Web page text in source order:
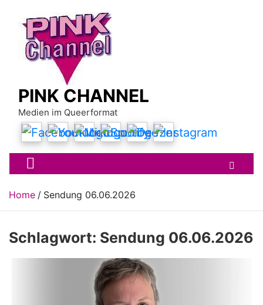
content
PINK CHANNEL
Medien im Queerformat
Home Sendung 06.06.2026
Schlagwort: Sendung 06.06.2026